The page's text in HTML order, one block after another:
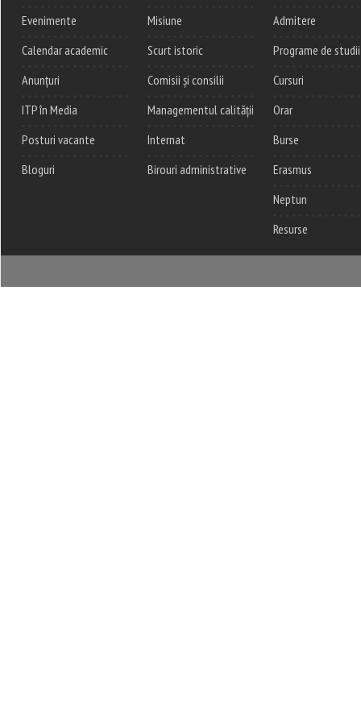
Evenimente
Calendar academic
Anunțuri
ITP în Media
Posturi vacante
Bloguri
Misiune
Scurt istoric
Comisii și consilii
Managementul calității
Internat
Birouri administrative
Admitere
Programe de studii
Cursuri
Orar
Burse
Erasmus
Neptun
Resurse